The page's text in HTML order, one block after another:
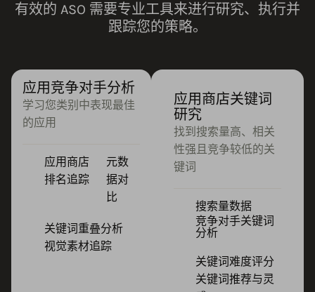
有效的 ASO 需要专业工具来进行研究、执行并
跟踪您的策略。
应用竞争对手分析
学习您类别中表现最佳
的应用
应用商店
排名追踪
元数
据对
比
关键词重叠分析
视觉素材追踪
应用商店关键词
研究
找到搜索量高、相关
性强且竞争较低的关
键词
搜索量数据
竞争对手关键词
分析
关键词难度评分
关键词推荐与灵